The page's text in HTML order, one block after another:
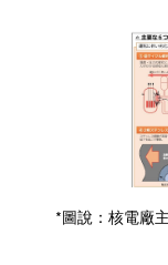
*圖說：核電廠